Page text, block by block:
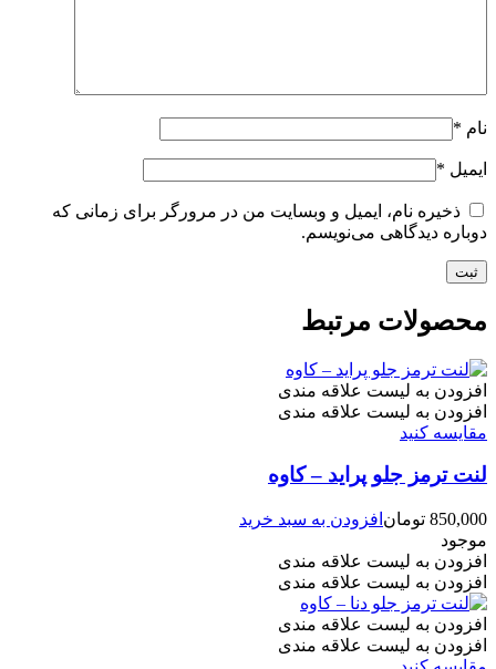
نام *
ایمیل *
ذخیره نام، ایمیل و وبسایت من در مرورگر برای زمانی که
دوباره دیدگاهی می‌نویسم.
محصولات مرتبط
افزودن به لیست علاقه مندی
افزودن به لیست علاقه مندی
مقایسه کنید
لنت ترمز جلو پراید – کاوه
850,000 تومان افزودن به سبد خرید
موجود
افزودن به لیست علاقه مندی
افزودن به لیست علاقه مندی
افزودن به لیست علاقه مندی
افزودن به لیست علاقه مندی